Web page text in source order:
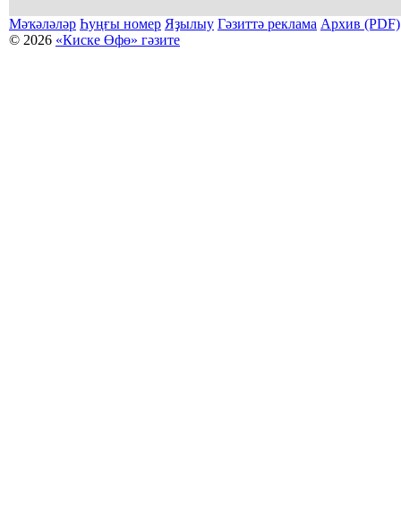
Мәҡәләләр Һуңғы номер Яҙылыу Гәзиттә реклама Архив (PDF)
© 2026 «Киске Өфө» гәзите